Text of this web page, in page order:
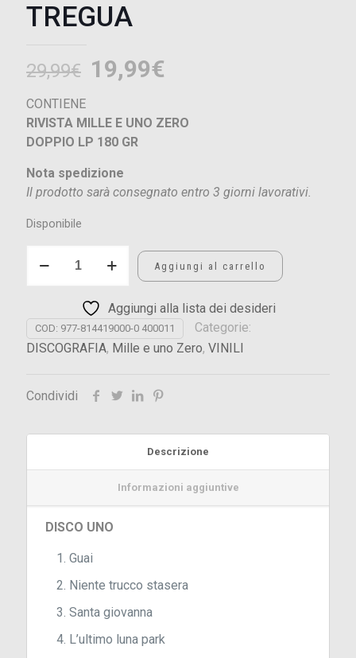
TREGUA
29,99€ Il
originale
era:
29,99€.
19,99€
attuale
CONTIENE
RIVISTA MILLE E UNO ZERO
DOPPIO LP 180 GR
Nota spedizione
Il prodotto sarà consegnato entro 3 giorni lavorativi.
Disponibile
Aggiungi al carrello
Aggiungi alla lista dei desideri
COD: 977-814419000-0 400011
Categorie:
DISCOGRAFIA, Mille e uno Zero, VINILI
Condividi
Descrizione
Informazioni aggiuntive
DISCO UNO
Guai
Niente trucco stasera
Santa giovanna
L’ultimo luna park